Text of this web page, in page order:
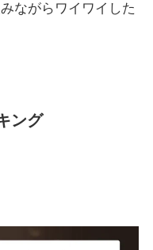
ながらワイワイした
ング